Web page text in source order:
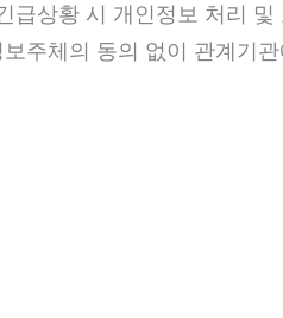
급상황 시 개인정보 처리 및
주체의 동의 없이 관계기